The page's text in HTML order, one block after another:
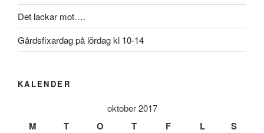
Det lackar mot….
Gårdsfixardag på lördag kl 10-14
KALENDER
oktober 2017
M T O T F L S